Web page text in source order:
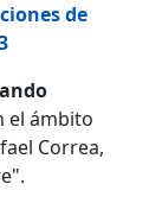
de
el ámbito
Correa,